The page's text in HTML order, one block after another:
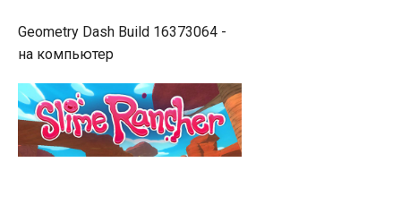
Geometry Dash Build 16373064 -
на компьютер